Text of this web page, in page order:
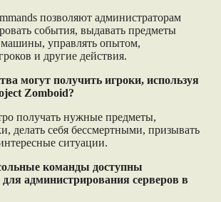
позволяют администраторам
события, выдавать предметы
машины, управлять опытом,
и другие действия.
могут получить игроки, используя
Zomboid?
получать нужные предметы,
делать себя бессмертными, призывать
ситуации.
команды доступны
администрирования серверов в